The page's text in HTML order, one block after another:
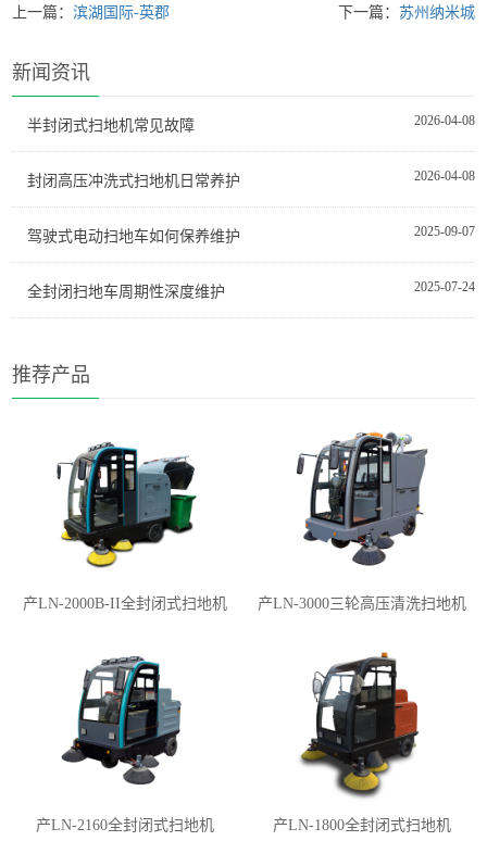
上一篇：滨湖国际-英郡 下一篇： 苏州纳米城
新闻资讯
2026-04-08
半封闭式扫地机常见故障
2026-04-08
封闭高压冲洗式扫地机日常养护
2025-09-07
驾驶式电动扫地车如何保养维护
2025-07-24
全封闭扫地车周期性深度维护
推荐产品
产LN-2000B-II全封闭式扫地机 产LN-3000三轮高压清洗扫地机
产LN-2160全封闭式扫地机 产LN-1800全封闭式扫地机